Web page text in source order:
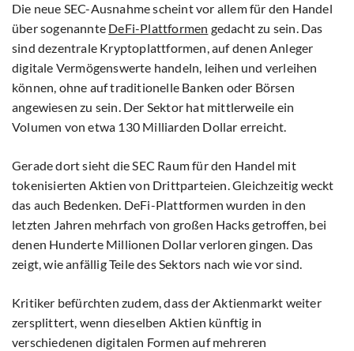
Die neue SEC-Ausnahme scheint vor allem für den Handel
über sogenannte DeFi-Plattformen gedacht zu sein. Das
sind dezentrale Kryptoplattformen, auf denen Anleger
digitale Vermögenswerte handeln, leihen und verleihen
können, ohne auf traditionelle Banken oder Börsen
angewiesen zu sein. Der Sektor hat mittlerweile ein
Volumen von etwa 130 Milliarden Dollar erreicht.
Gerade dort sieht die SEC Raum für den Handel mit
tokenisierten Aktien von Drittparteien. Gleichzeitig weckt
das auch Bedenken. DeFi-Plattformen wurden in den
letzten Jahren mehrfach von großen Hacks getroffen, bei
denen Hunderte Millionen Dollar verloren gingen. Das
zeigt, wie anfällig Teile des Sektors nach wie vor sind.
Kritiker befürchten zudem, dass der Aktienmarkt weiter
zersplittert, wenn dieselben Aktien künftig in
verschiedenen digitalen Formen auf mehreren